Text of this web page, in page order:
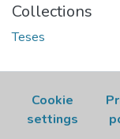
Collections
Teses
Cookie
settings